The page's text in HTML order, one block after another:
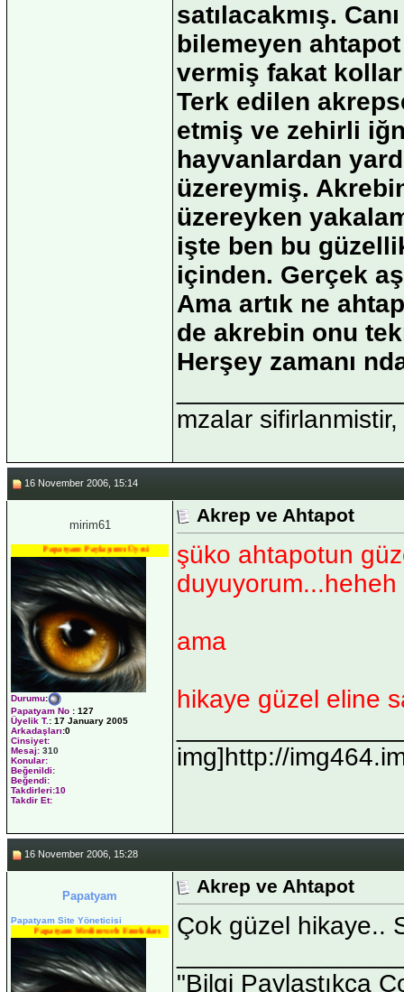
satılacakmış.
bilemeyen
vermiş fakat
Terk edilen
etmiş ve zehirli
hayvanlardan
üzereymiş.
üzereyken
işte ben bu
içinden. Gerçek
Ama artık ne
de akrebin onu
Herşey zamanı
mzalar
16 November 2006, 15:14
mirim61
Papatyam Paylaşımcı Üyesi
Durumu:
Papatyam No : 127
Üyelik T.: 17 January 2005
Arkadaşları:0
Cinsiyet:
Mesaj: 310
Konular:
Beğenildi:
Beğendi:
Takdirleri:10
Takdir Et:
Akrep ve Ahtapot
şüko ahtapotun
ama
hikaye güzel eline
img]http://
16 November 2006, 15:28
Papatyam
Papatyam Site Yöneticisi
Papatyam Medineweb Emekdarı
Akrep ve Ahtapot
Çok güzel hikaye..
"Bilgi Paylaştıkça